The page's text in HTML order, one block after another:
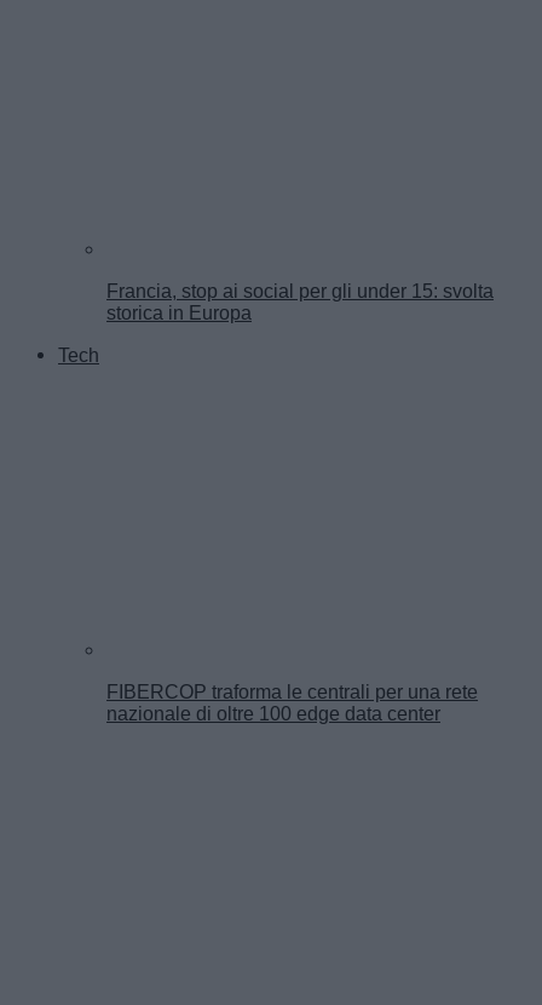
Francia, stop ai social per gli under 15: svolta
storica in Europa
Tech
FIBERCOP traforma le centrali per una rete
nazionale di oltre 100 edge data center